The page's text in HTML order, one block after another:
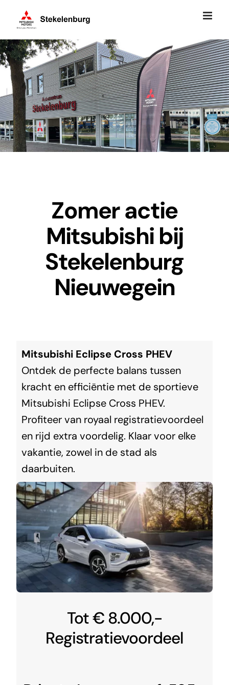
naar
inhoud
Zomer actie
Mitsubishi bij
Stekelenburg
Nieuwegein
Mitsubishi Eclipse Cross PHEV
Ontdek de perfecte balans tussen
kracht en efficiëntie met de sportieve
Mitsubishi Eclipse Cross PHEV.
Profiteer van royaal registratievoordeel
en rijd extra voordelig. Klaar voor elke
vakantie, zowel in de stad als
daarbuiten.
Tot € 8.000,-
Registratievoordeel